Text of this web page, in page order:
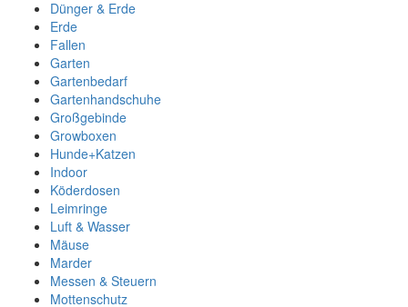
Dünger & Erde
Erde
Fallen
Garten
Gartenbedarf
Gartenhandschuhe
Großgebinde
Growboxen
Hunde+Katzen
Indoor
Köderdosen
Leimringe
Luft & Wasser
Mäuse
Marder
Messen & Steuern
Mottenschutz